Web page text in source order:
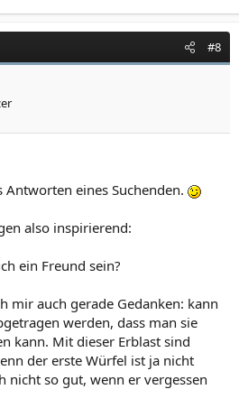
#8
Antworten eines Suchenden.
also inspirierend:
ein Freund sein?
mir auch gerade Gedanken: kann
werden, dass man sie
kann. Mit dieser Erblast sind
der erste Würfel ist ja nicht
nicht so gut, wenn er vergessen